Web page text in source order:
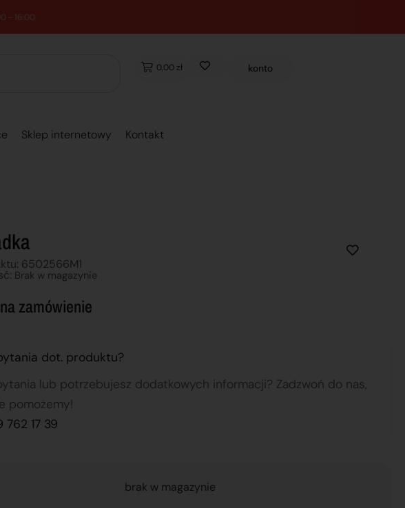
- 16:00
0,00 zł konto
Sklep internetowy Kontakt
6502566M1
Brak w magazynie
zamówienie
dot. produktu?
lub potrzebujesz dodatkowych informacji? Zadzwoń do nas,
pomożemy!
762 17 39
brak w magazynie